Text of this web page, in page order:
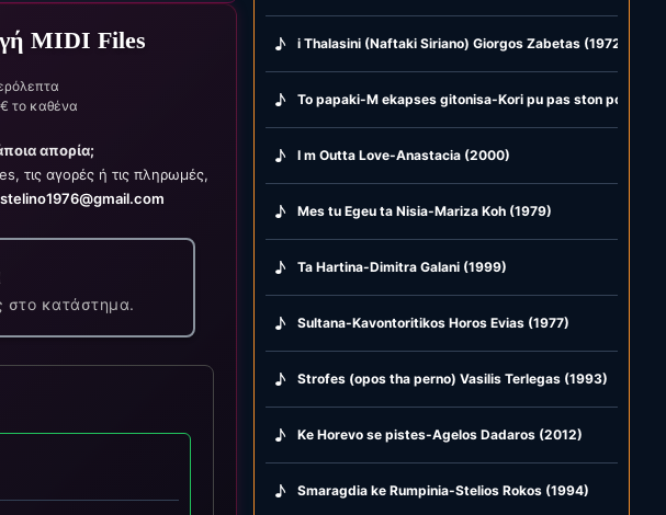
MIDI Files
το καθένα
απορία;
τις αγορές ή τις πληρωμές,
stelino1976@gmail.com
στο κατάστημα.
♪ i Thalasini (Naftaki Siriano) Giorgos Zabetas (1972)
♪ To papaki-M ekapses gitonisa-Kori pu pas ston
♪ I m Outta Love-Anastacia (2000)
♪ Mes tu Egeu ta Nisia-Mariza Koh (1979)
♪ Ta Hartina-Dimitra Galani (1999)
♪ Sultana-Kavontoritikos Horos Evias (1977)
♪ Strofes (opos tha perno) Vasilis Terlegas (1993)
♪ Ke Horevo se pistes-Agelos Dadaros (2012)
♪ Smaragdia ke Rumpinia-Stelios Rokos (1994)